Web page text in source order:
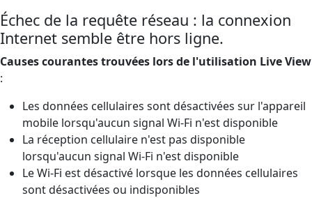
Échec de la requête réseau : la connexion
Internet semble être hors ligne.
Causes courantes trouvées lors de l'utilisation Live View
:
Les données cellulaires sont désactivées sur l'appareil
mobile lorsqu'aucun signal Wi-Fi n'est disponible
La réception cellulaire n'est pas disponible
lorsqu'aucun signal Wi-Fi n'est disponible
Le Wi-Fi est désactivé lorsque les données cellulaires
sont désactivées ou indisponibles